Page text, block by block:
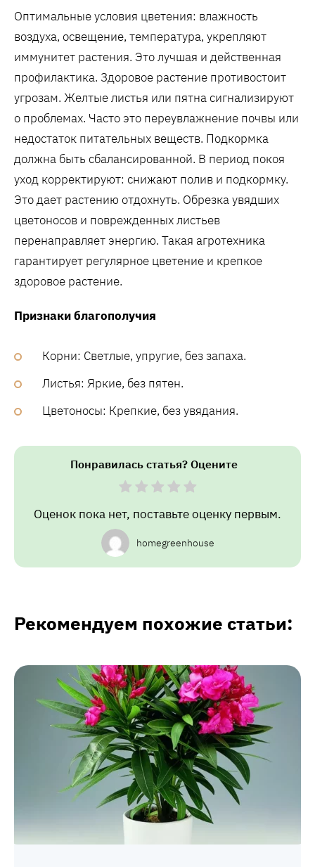
Оптимальные условия цветения: влажность
воздуха, освещение, температура, укрепляют
иммунитет растения. Это лучшая и действенная
профилактика. Здоровое растение противостоит
угрозам. Желтые листья или пятна сигнализируют
о проблемах. Часто это переувлажнение почвы или
недостаток питательных веществ. Подкормка
должна быть сбалансированной. В период покоя
уход корректируют: снижают полив и подкормку.
Это дает растению отдохнуть. Обрезка увядших
цветоносов и поврежденных листьев
перенаправляет энергию. Такая агротехника
гарантирует регулярное цветение и крепкое
здоровое растение.
Признаки благополучия
Корни: Светлые, упругие, без запаха.
Листья: Яркие, без пятен.
Цветоносы: Крепкие, без увядания.
Понравилась статья? Оцените
Оценок пока нет, поставьте оценку первым.
homegreenhouse
Рекомендуем похожие статьи: